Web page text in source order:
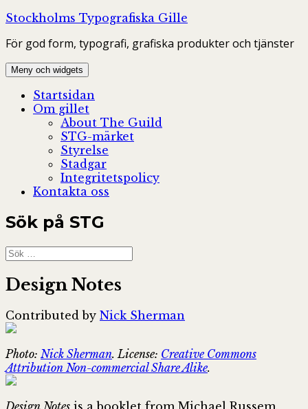
Hoppa
innehåll
Stockholms Typografiska Gille
För god form, typografi, grafiska produkter och tjänster
Meny och widgets
Startsidan
Om gillet
About The Guild
STG-märket
Styrelse
Stadgar
Integritetspolicy
Kontakta oss
Sök på STG
Sök
efter:
Design Notes
Contributed by Nick Sherman
Photo: Nick Sherman. License: Creative Commons
Attribution Non-commercial Share Alike.
Design Notes is a booklet from Michael Russem,